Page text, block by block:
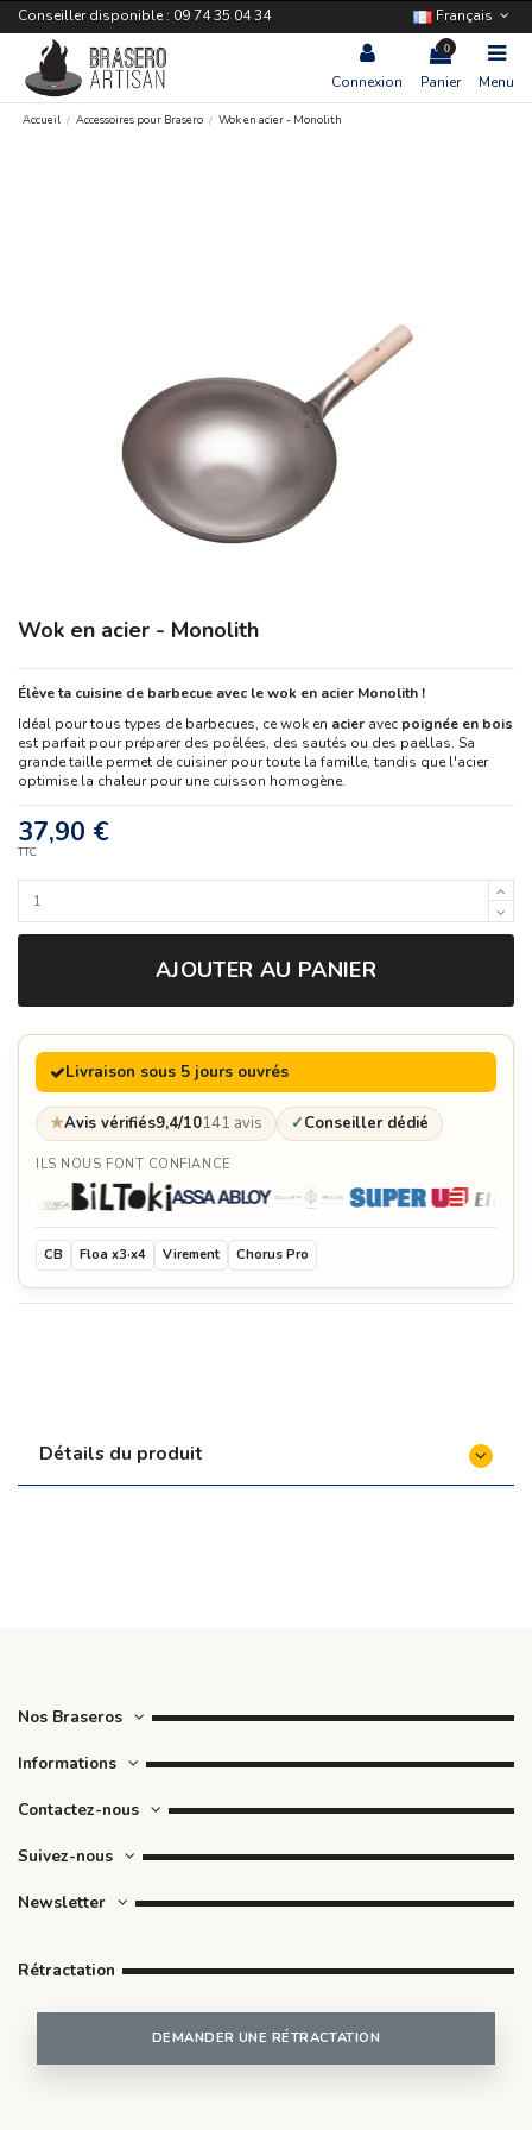
Conseiller disponible : 09 74 35 04 34 Français
Connexion
0
Panier Menu
Accueil Accessoires pour Brasero Wok en acier - Monolith
Wok en acier - Monolith
Élève ta cuisine de barbecue avec le wok en acier Monolith !
Idéal pour tous types de barbecues, ce wok en acier avec poignée en bois
est parfait pour préparer des poêlées, des sautés ou des paellas. Sa
grande taille permet de cuisiner pour toute la famille, tandis que l'acier
optimise la chaleur pour une cuisson homogène.
37,90 €
TTC
AJOUTER AU PANIER
Livraison sous 5 jours ouvrés
★Avis vérifiés9,4/10141 avis ✓Conseiller dédié
ILS NOUS FONT CONFIANCE
CB Floa x3·x4 Virement Chorus Pro
Détails du produit
Nos Braseros
Informations
Contactez-nous
Suivez-nous
Newsletter
Rétractation
DEMANDER UNE RÉTRACTATION